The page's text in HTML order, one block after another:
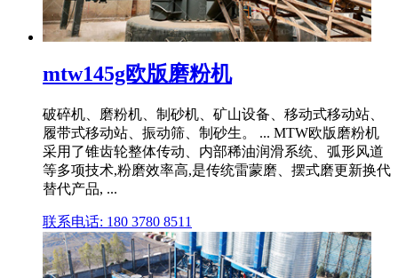
mtw145g欧版磨粉机
破碎机、磨粉机、制砂机、矿山设备、移动式移动站、
履带式移动站、振动筛、制砂生。 ... MTW欧版磨粉机
采用了锥齿轮整体传动、内部稀油润滑系统、弧形风道
等多项技术,粉磨效率高,是传统雷蒙磨、摆式磨更新换代
替代产品, ...
联系电话: 180 3780 8511